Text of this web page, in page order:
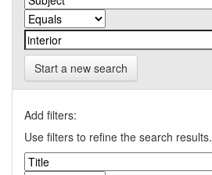
Start a new search
Add filters:
Use filters to refine the search results.